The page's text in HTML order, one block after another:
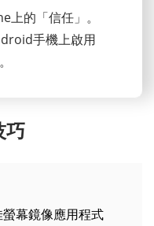
上的「信任」。
手機上啟用
巧
幕鏡像應用程式